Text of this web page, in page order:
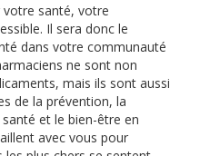
votre santé, votre
Il sera donc le
dans votre communauté
ne sont non
mais ils sont aussi
de la prévention, la
et le bien-être en
avec vous pour